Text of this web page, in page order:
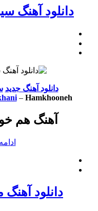
دانلود آهنگ
دانلود آهنگ جدید
– Hamkhooneh
آهنگ هم
دانلود